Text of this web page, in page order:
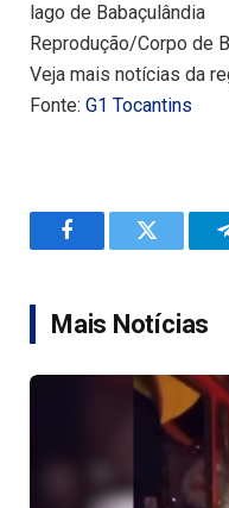
lago de Babaçulândia
Reprodução/Corpo de
Veja mais notícias da
Fonte: G1 Tocantins
FacebookTwitter
Mais Notícias